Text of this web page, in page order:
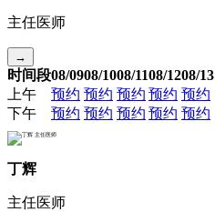
主任医师
→
时间段08/0908/1008/1108/1208/13
上午
预约 预约 预约 预约 预约
下午
预约 预约 预约 预约 预约
丁辉
主任医师